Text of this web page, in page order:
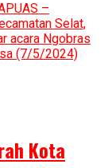
–
Selat,
acara Ngobras
(7/5/2024)
Kota